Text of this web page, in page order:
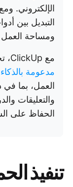
الإلكتروني.
التبديل بين
ومساحة
مع ClickUp، تحصل على
مدعومة
العمل، بما في
والتعليقات
الحفاظ على
تنفيذ